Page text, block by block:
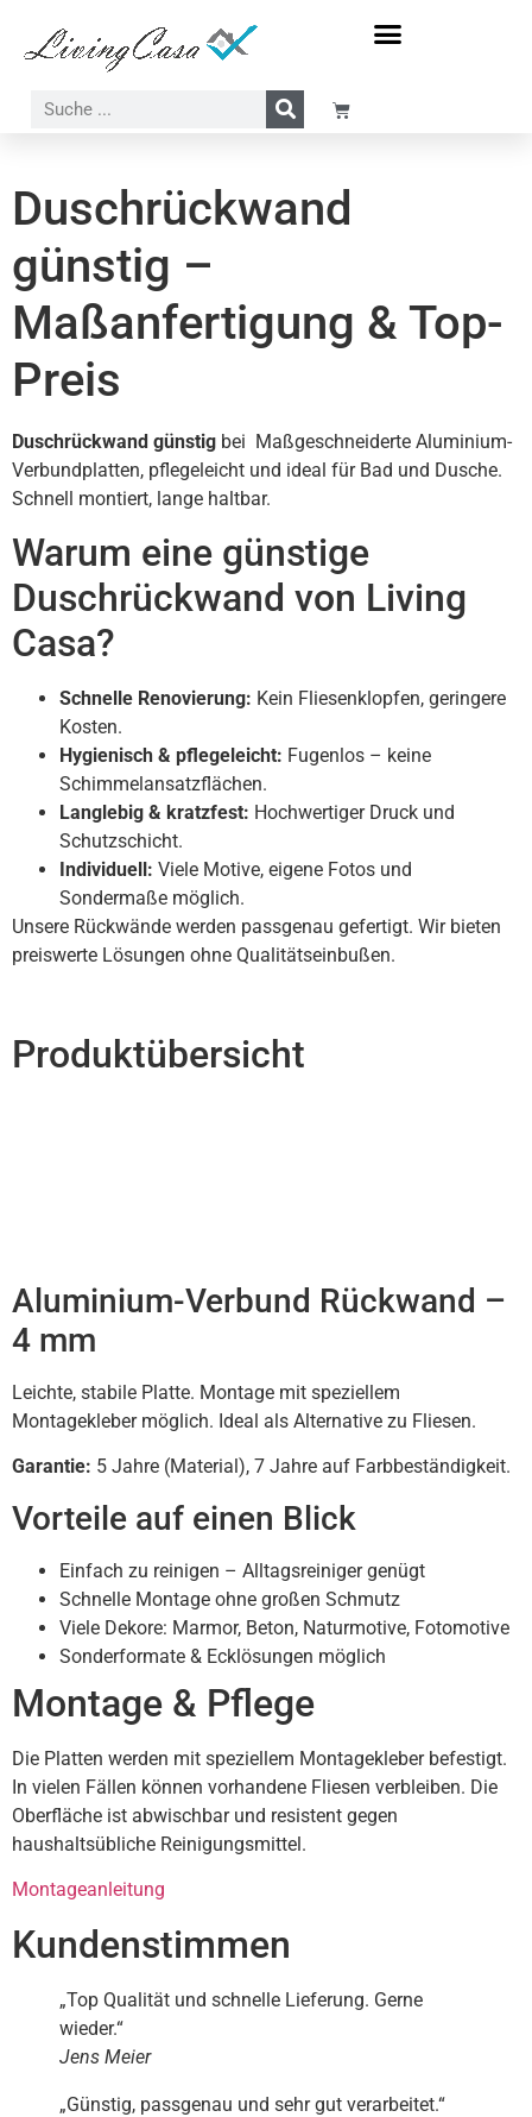
Duschrückwand
günstig –
Maßanfertigung & Top-
Preis
Duschrückwand günstig bei Maßgeschneiderte Aluminium-
Verbundplatten, pflegeleicht und ideal für Bad und Dusche.
Schnell montiert, lange haltbar.
Warum eine günstige
Duschrückwand von Living
Casa?
Schnelle Renovierung: Kein Fliesenklopfen, geringere
Kosten.
Hygienisch & pflegeleicht: Fugenlos – keine
Schimmelansatzflächen.
Langlebig & kratzfest: Hochwertiger Druck und
Schutzschicht.
Individuell: Viele Motive, eigene Fotos und
Sondermaße möglich.
Unsere Rückwände werden passgenau gefertigt. Wir bieten
preiswerte Lösungen ohne Qualitätseinbußen.
Produktübersicht
Aluminium-Verbund Rückwand –
4 mm
Leichte, stabile Platte. Montage mit speziellem
Montagekleber möglich. Ideal als Alternative zu Fliesen.
Garantie: 5 Jahre (Material), 7 Jahre auf Farbbeständigkeit.
Vorteile auf einen Blick
Einfach zu reinigen – Alltagsreiniger genügt
Schnelle Montage ohne großen Schmutz
Viele Dekore: Marmor, Beton, Naturmotive, Fotomotive
Sonderformate & Ecklösungen möglich
Montage & Pflege
Die Platten werden mit speziellem Montagekleber befestigt.
In vielen Fällen können vorhandene Fliesen verbleiben. Die
Oberfläche ist abwischbar und resistent gegen
haushaltsübliche Reinigungsmittel.
Montageanleitung
Kundenstimmen
„Top Qualität und schnelle Lieferung. Gerne
wieder.“
Jens Meier
„Günstig, passgenau und sehr gut verarbeitet.“